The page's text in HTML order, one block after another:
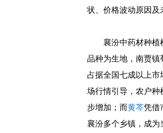
状、价格波动原因及
襄汾中药材种
品种为生地，南贾镇
占据全国七成以上
场行情引导，农户种
步增加；而黄芩凭借
襄汾多个乡镇，成为